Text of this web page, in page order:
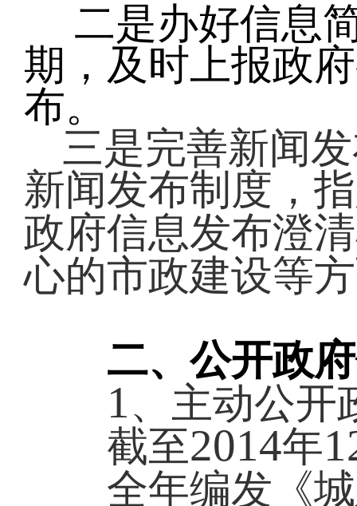
二是办好信息
期，及时上报政
布。
三是完善新闻
新闻发布制度，
政府信息发布澄
心的市政建设等
二、公开政
1、主动公开
截至2014年
全年编发《城